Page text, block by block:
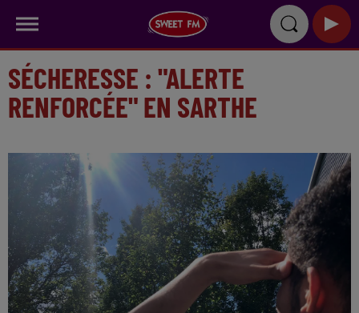
SÉCHERESSE : "ALERTE
RENFORCÉE" EN SARTHE